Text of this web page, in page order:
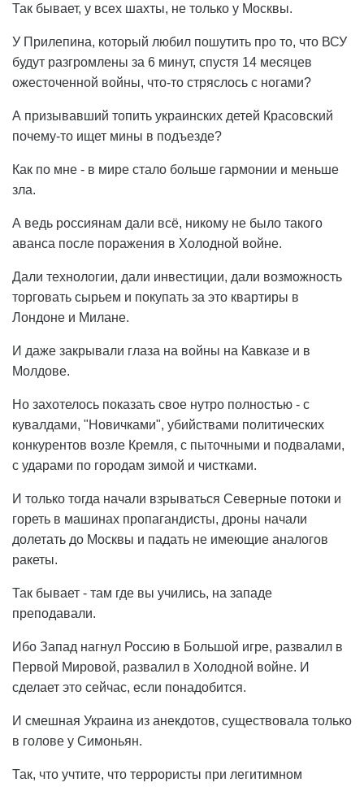
Так бывает, у всех шахты, не только у Москвы.
У Прилепина, который любил пошутить про то, что ВСУ
будут разгромлены за 6 минут, спустя 14 месяцев
ожесточенной войны, что-то стряслось с ногами?
А призывавший топить украинских детей Красовский
почему-то ищет мины в подъезде?
Как по мне - в мире стало больше гармонии и меньше
зла.
А ведь россиянам дали всё, никому не было такого
аванса после поражения в Холодной войне.
Дали технологии, дали инвестиции, дали возможность
торговать сырьем и покупать за это квартиры в
Лондоне и Милане.
И даже закрывали глаза на войны на Кавказе и в
Молдове.
Но захотелось показать свое нутро полностью - с
кувалдами, "Новичками", убийствами политических
конкурентов возле Кремля, с пыточными и подвалами,
с ударами по городам зимой и чистками.
И только тогда начали взрываться Северные потоки и
гореть в машинах пропагандисты, дроны начали
долетать до Москвы и падать не имеющие аналогов
ракеты.
Так бывает - там где вы учились, на западе
преподавали.
Ибо Запад нагнул Россию в Большой игре, развалил в
Первой Мировой, развалил в Холодной войне. И
сделает это сейчас, если понадобится.
И смешная Украина из анекдотов, существовала только
в голове у Симоньян.
Так, что учтите, что террористы при легитимном